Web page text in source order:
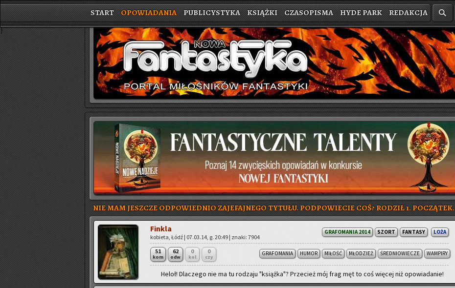
START OPOWIADANIA PUBLICYSTYKA KSIĄŻKI CZASOPISMA HYDE PARK REDAKCJA
}
NIE MAM JESZCZE ODPOWIEDNIO ZAJEFAJNEGO TYTUŁU. PODPOWIECIE COŚ? RODZIŁ 1. POCZĄTEK.
GRAFOMANIA 2014 SZORT FANTASY LOŻA
Fin­kla
ko­bie­ta, Łódź | 07.03.14, g. 20:49 | znaki: 7904
51
kom
62
odw
0
kol
0
czy
GRAFOMANIA HUMOR MIŁOŚĆ MŁODZIEŻ ŚREDNIOWIECZE WAMPIRY
Heloł! Dla­cze­go nie ma tu ro­dza­ju "książ­ka"? Prze­cież mój frag męt to coś wię­cej niż opo­wia­da­nie!